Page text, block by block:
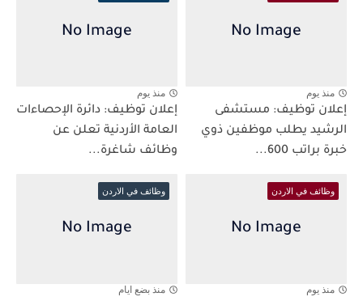
منذ يوم
إعلان توظيف: مستشفى
الرشيد يطلب موظفين ذوي
خبرة براتب 600...
منذ يوم
إعلان توظيف: دائرة الإحصاءات
العامة الأردنية تعلن عن
وظائف شاغرة...
وظائف في الاردن
منذ يوم
وظائف في الاردن
منذ بضع ايام